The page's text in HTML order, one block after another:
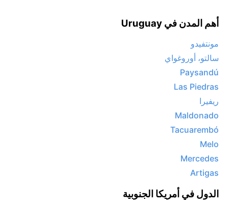
أهم المدن في Uruguay
مونتفيدو
سالتو، أوروغواي
Paysandú
Las Piedras
ريفيرا
Maldonado
Tacuarembó
Melo
Mercedes
Artigas
الدول في أمريكا الجنوبية